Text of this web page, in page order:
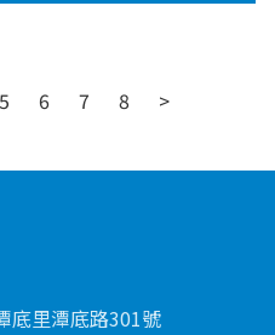
5 6 7 8 >Next
底里潭底路301號